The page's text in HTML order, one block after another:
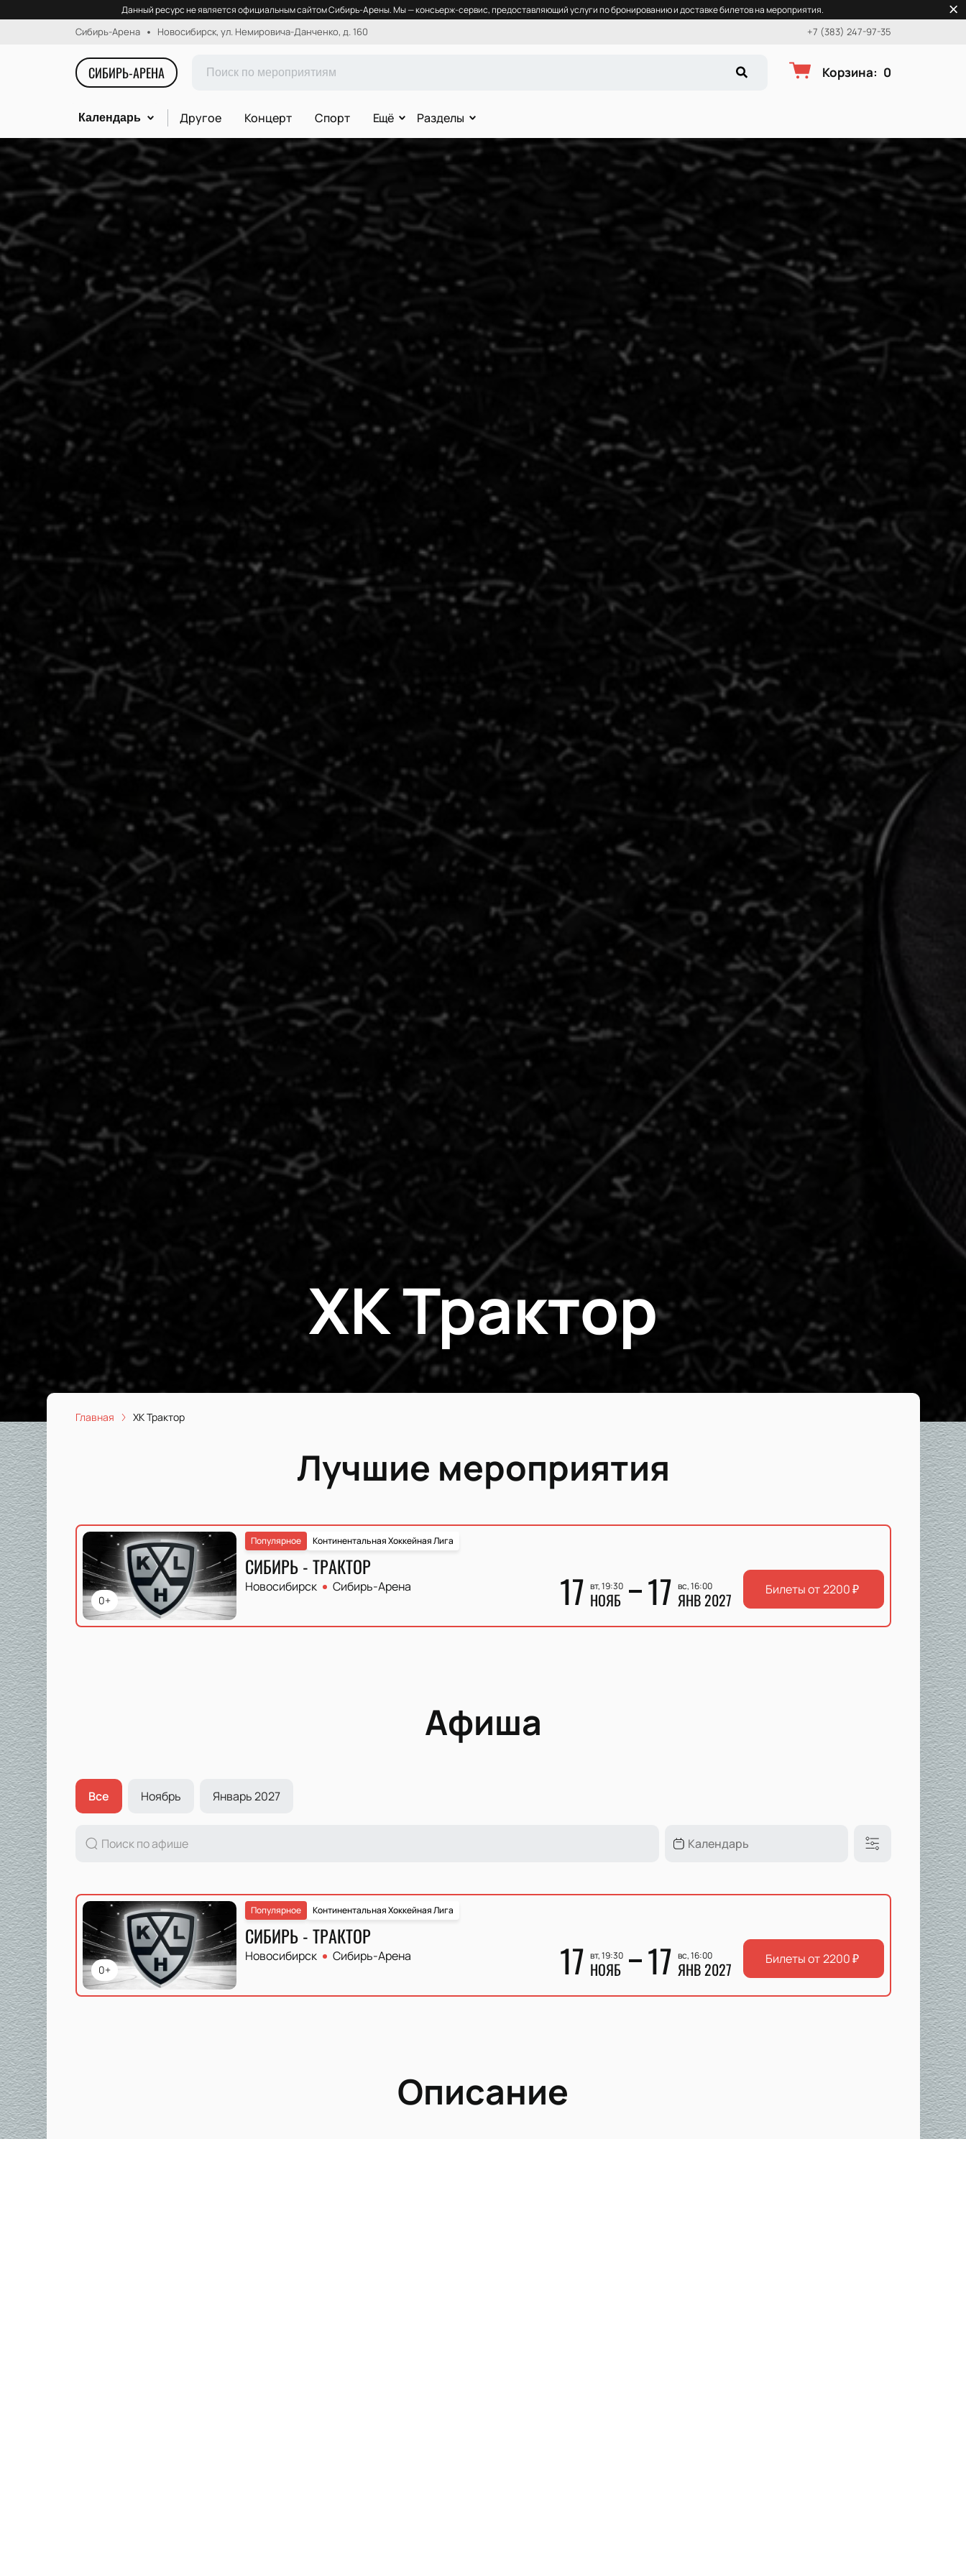
Данный ресурс не является официальным сайтом Сибирь-Арены. Мы — консьерж-сервис, предоставляющий услуги по бронированию и доставке билетов на мероприятия.
Сибирь-Арена Новосибирск, ул. Немировича-Данченко, д. 160 +7 (383) 247-97-35
СИБИРЬ-АРЕНА Корзина: 0
Календарь Другое Концерт Спорт Ещё Разделы
ХК Трактор
Главная ХК Трактор
Лучшие мероприятия
0+
Континентальная Хоккейная Лига
Популярное
СИБИРЬ - ТРАКТОР
Новосибирск Сибирь-Арена 17 вт, 19:30
НОЯБ 17 вс, 16:00
ЯНВ 2027 Билеты от 2200₽
Афиша
Все Ноябрь Январь 2027
0+
Континентальная Хоккейная Лига
Популярное
СИБИРЬ - ТРАКТОР
Новосибирск Сибирь-Арена 17 вт, 19:30
НОЯБ 17 вс, 16:00
ЯНВ 2027 Билеты от 2200₽
Описание